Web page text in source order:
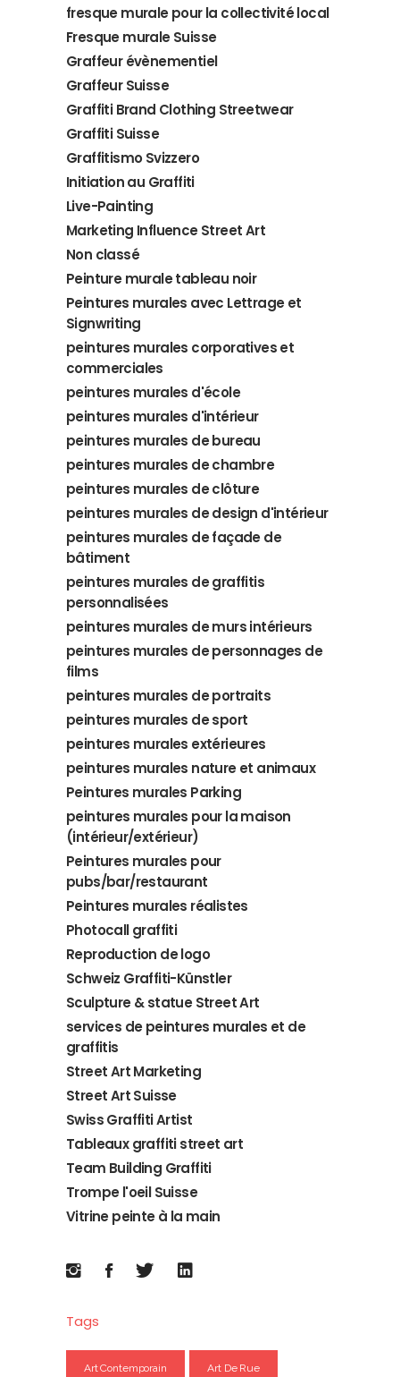
fresque murale pour la collectivité local
Fresque murale Suisse
Graffeur évènementiel
Graffeur Suisse
Graffiti Brand Clothing Streetwear
Graffiti Suisse
Graffitismo Svizzero
Initiation au Graffiti
Live-Painting
Marketing Influence Street Art
Non classé
Peinture murale tableau noir
Peintures murales avec Lettrage et
Signwriting
peintures murales corporatives et
commerciales
peintures murales d'école
peintures murales d'intérieur
peintures murales de bureau
peintures murales de chambre
peintures murales de clôture
peintures murales de design d'intérieur
peintures murales de façade de
bâtiment
peintures murales de graffitis
personnalisées
peintures murales de murs intérieurs
peintures murales de personnages de
films
peintures murales de portraits
peintures murales de sport
peintures murales extérieures
peintures murales nature et animaux
Peintures murales Parking
peintures murales pour la maison
(intérieur/extérieur)
Peintures murales pour
pubs/bar/restaurant
Peintures murales réalistes
Photocall graffiti
Reproduction de logo
Schweiz Graffiti-Künstler
Sculpture & statue Street Art
services de peintures murales et de
graffitis
Street Art Marketing
Street Art Suisse
Swiss Graffiti Artist
Tableaux graffiti street art
Team Building Graffiti
Trompe l'oeil Suisse
Vitrine peinte à la main
Tags
Art Contemporain Art De Rue